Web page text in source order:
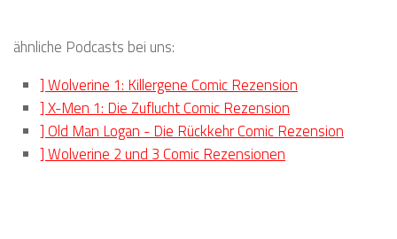
ähnliche Podcasts bei uns:
] Wolverine 1: Killergene Comic Rezension
] X-Men 1: Die Zuflucht Comic Rezension
] Old Man Logan - Die Rückkehr Comic Rezension
] Wolverine 2 und 3 Comic Rezensionen